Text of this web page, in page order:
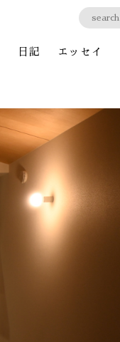
日記 エッセイ